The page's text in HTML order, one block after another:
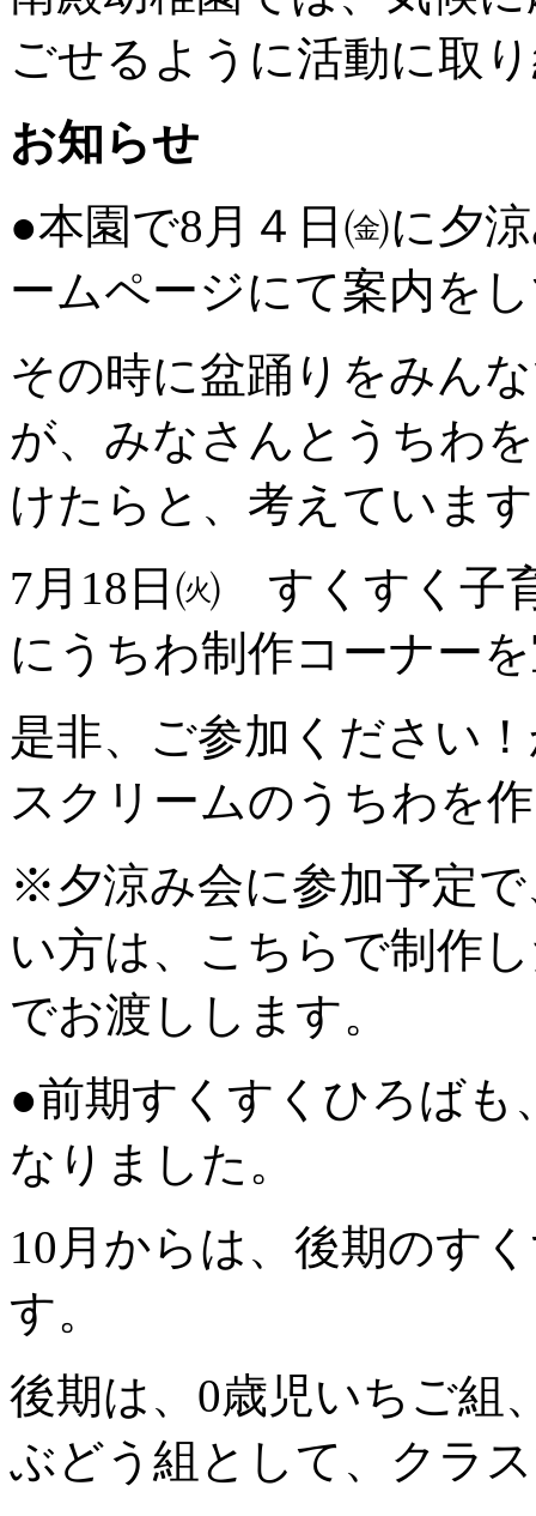
ごせるように活動に取
お知らせ
●本園で8月４日㈮に夕
ームページにて案内を
その時に盆踊りをみん
が、みなさんとうちわ
けたらと、考えていま
7月18日㈫ すくすく子
にうちわ制作コーナー
是非、ご参加ください
スクリームのうちわを
※夕涼み会に参加予定
い方は、こちらで制作
でお渡しします。
●前期すくすくひろば
なりました。
10月からは、後期のす
す。
後期は、0歳児いちご組
ぶどう組として、クラ